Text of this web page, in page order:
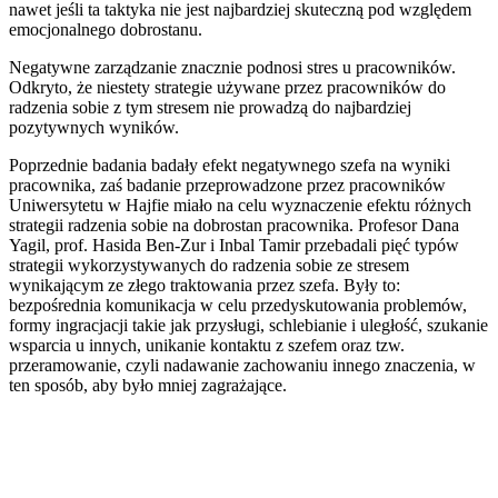
nawet jeśli ta taktyka nie jest najbardziej skuteczną pod względem
emocjonalnego dobrostanu.
Negatywne zarządzanie znacznie podnosi stres u pracowników.
Odkryto, że niestety strategie używane przez pracowników do
radzenia sobie z tym stresem nie prowadzą do najbardziej
pozytywnych wyników.
Poprzednie badania badały efekt negatywnego szefa na wyniki
pracownika, zaś badanie przeprowadzone przez pracowników
Uniwersytetu w Hajfie miało na celu wyznaczenie efektu różnych
strategii radzenia sobie na dobrostan pracownika. Profesor Dana
Yagil, prof. Hasida Ben-Zur i Inbal Tamir przebadali pięć typów
strategii wykorzystywanych do radzenia sobie ze stresem
wynikającym ze złego traktowania przez szefa. Były to:
bezpośrednia komunikacja w celu przedyskutowania problemów,
formy ingracjacji takie jak przysługi, schlebianie i uległość, szukanie
wsparcia u innych, unikanie kontaktu z szefem oraz tzw.
przeramowanie, czyli nadawanie zachowaniu innego znaczenia, w
ten sposób, aby było mniej zagrażające.